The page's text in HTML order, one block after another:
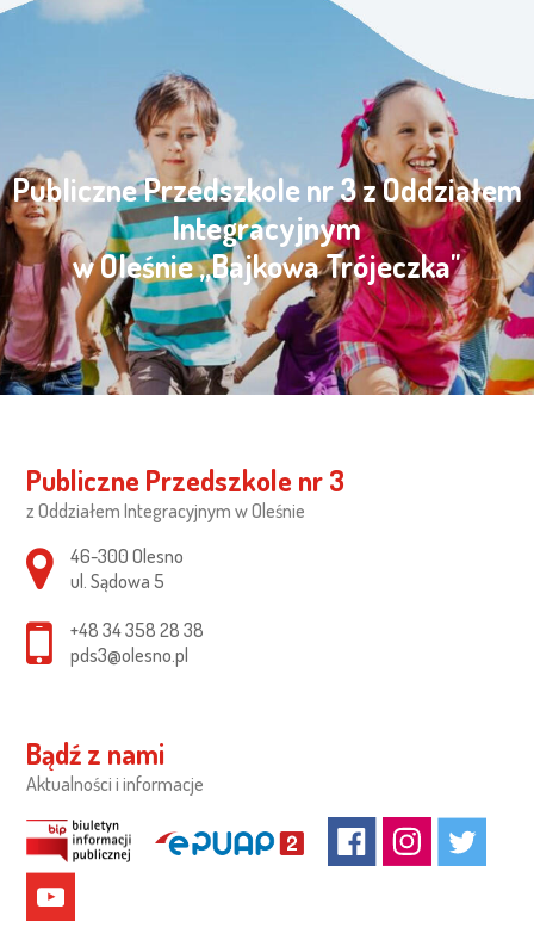
Publiczne Przedszkole nr 3 z Oddziałem
Integracyjnym
w Oleśnie „Bajkowa Trójeczka"
Publiczne Przedszkole nr 3
z Oddziałem Integracyjnym w Oleśnie
Adres pocztowy:
46-300 Olesno
ul. Sądowa 5
+48 34 358 28 38
pds3@olesno.pl
Bądź z nami
Aktualności i informacje